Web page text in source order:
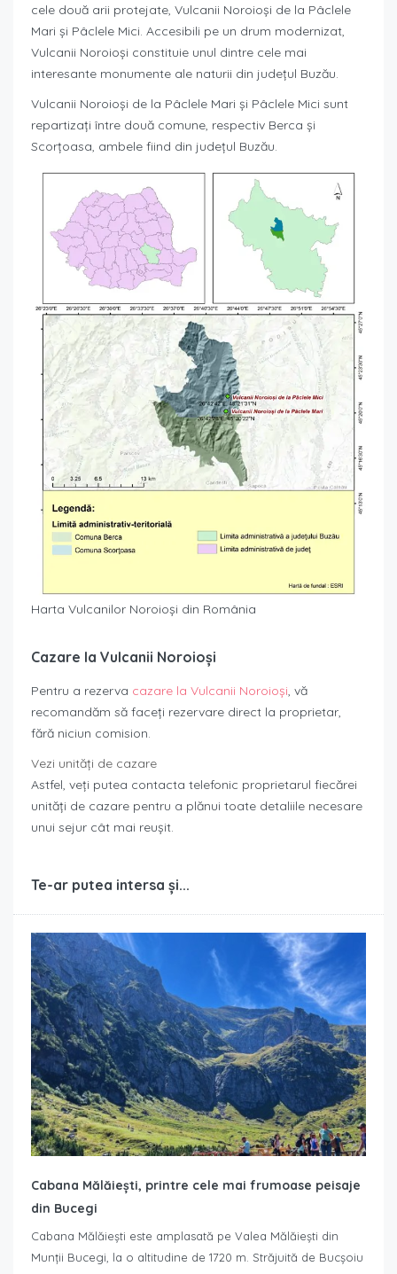
cele două arii protejate, Vulcanii Noroioşi de la Pâclele
Mari şi Pâclele Mici. Accesibili pe un drum modernizat,
Vulcanii Noroioşi constituie unul dintre cele mai
interesante monumente ale naturii din judeţul Buzău.
Vulcanii Noroioşi de la Pâclele Mari şi Pâclele Mici sunt
repartizaţi între două comune, respectiv Berca şi
Scorţoasa, ambele fiind din judeţul Buzău.
Harta Vulcanilor Noroioși din România
Cazare la Vulcanii Noroioși
Pentru a rezerva cazare la Vulcanii Noroioși, vă
recomandăm să faceți rezervare direct la proprietar,
fără niciun comision.
Vezi unități de cazare
Astfel, veți putea contacta telefonic proprietarul fiecărei
unități de cazare pentru a plănui toate detaliile necesare
unui sejur cât mai reușit.
Te-ar putea intersa și...
Cabana Mălăiești, printre cele mai frumoase peisaje
din Bucegi
Cabana Mălăiești este amplasată pe Valea Mălăiești din
Munții Bucegi, la o altitudine de 1720 m. Străjuită de Bucșoiu